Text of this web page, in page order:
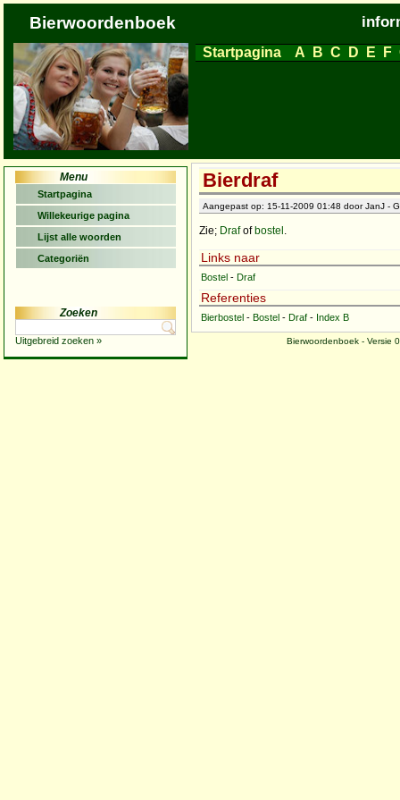
Bierwoordenboek
Startpagina A B C D E F
Menu
Startpagina
Willekeurige pagina
Lijst alle woorden
Categoriën
Zoeken
Uitgebreid zoeken »
Bierdraf
Aangepast op: 15-11-2009 01:48 door JanJ -
Zie; Drafof bostel .
Links naar
Bostel - Draf
Referenties
Bierbostel - Bostel - Draf - Index B
Bierwoordenboek - Versie